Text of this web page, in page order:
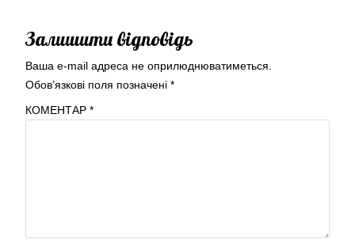
Залишити відповідь
Ваша e-mail адреса не оприлюднюватиметься.
Обов’язкові поля позначені *
КОМЕНТАР *